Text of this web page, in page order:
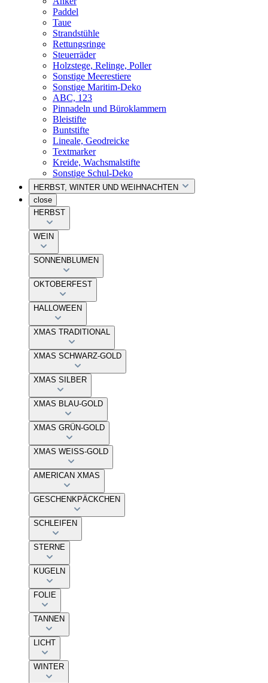
Paddel
Taue
Strandstühle
Rettungsringe
Steuerräder
Holzstege, Relinge, Poller
Sonstige Meerestiere
Sonstige Maritim-Deko
ABC, 123
Pinnadeln und Büroklammern
Bleistifte
Buntstifte
Lineale, Geodreicke
Textmarker
Kreide, Wachsmalstifte
Sonstige Schul-Deko
HERBST, WINTER UND WEIHNACHTEN
close
HERBST
WEIN
SONNENBLUMEN
OKTOBERFEST
HALLOWEEN
XMAS TRADITIONAL
XMAS SCHWARZ-GOLD
XMAS SILBER
XMAS BLAU-GOLD
XMAS GRÜN-GOLD
XMAS WEISS-GOLD
AMERICAN XMAS
GESCHENKPÄCKCHEN
SCHLEIFEN
STERNE
KUGELN
FOLIE
TANNEN
LICHT
WINTER